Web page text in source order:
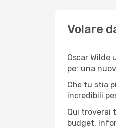
Volare
Oscar Wilde
per una
Che tu stia
incredibili
Qui troverai
budget.